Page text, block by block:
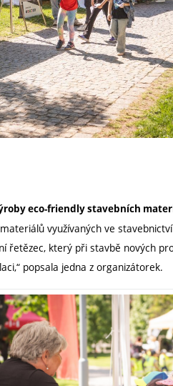
eco-friendly stavebních
využívaných ve
řetězec, který při stavbě nových
popsala jedna z organizátorek.